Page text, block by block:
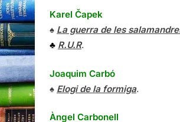
Karel Čapek
♠ La guerra de les
♣ R.U.R.
Joaquim Carbó
♠ Elogi de la formiga.
Àngel Carbonell